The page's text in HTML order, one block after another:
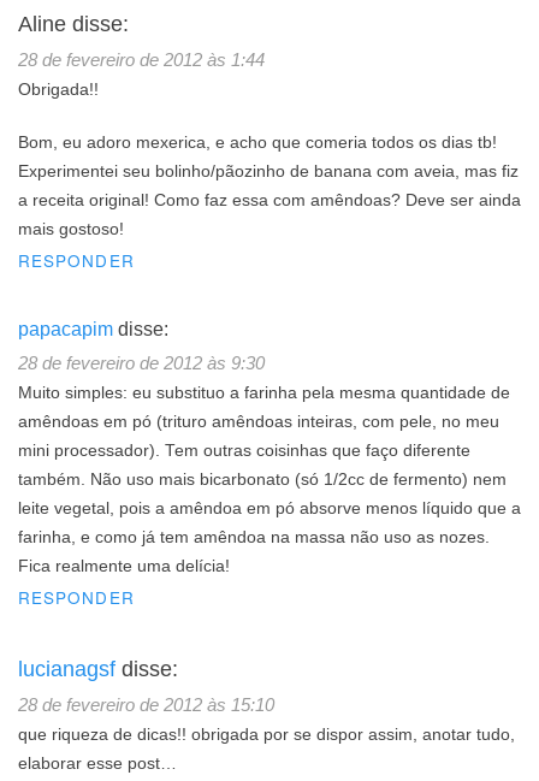
Aline disse:
28 de fevereiro de 2012 às 1:44
Obrigada!!
Bom, eu adoro mexerica, e acho que comeria todos os dias tb!
Experimentei seu bolinho/pãozinho de banana com aveia, mas fiz
a receita original! Como faz essa com amêndoas? Deve ser ainda
mais gostoso!
RESPONDER
papacapim disse:
28 de fevereiro de 2012 às 9:30
Muito simples: eu substituo a farinha pela mesma quantidade de
amêndoas em pó (trituro amêndoas inteiras, com pele, no meu
mini processador). Tem outras coisinhas que faço diferente
também. Não uso mais bicarbonato (só 1/2cc de fermento) nem
leite vegetal, pois a amêndoa em pó absorve menos líquido que a
farinha, e como já tem amêndoa na massa não uso as nozes.
Fica realmente uma delícia!
RESPONDER
lucianagsf disse:
28 de fevereiro de 2012 às 15:10
que riqueza de dicas!! obrigada por se dispor assim, anotar tudo,
elaborar esse post…